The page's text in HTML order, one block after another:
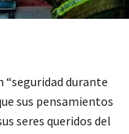
“seguridad durante
sus pensamientos
seres queridos del